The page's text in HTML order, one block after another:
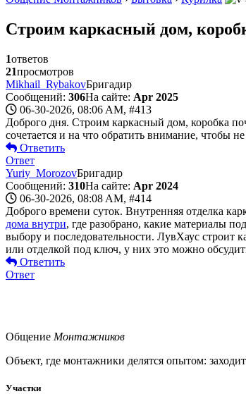
Строим каркасный дом,
1ответов
21просмотров
Mikhail_RybakovБригадир
Сообщений: 306На сайте: Apr 2025
06-30-2026, 08:06 AM, #413
Доброго дня. Строим каркасный дом, коробка
сочетается и на что обратить внимание, чтобы
Ответить
Ответ
Yuriy_MorozovБригадир
Сообщений: 310На сайте: Apr 2024
06-30-2026, 08:08 AM, #414
Доброго времени суток. Внутренняя отделка
дома внутри, где разобрано, какие материалы
выбору и последовательности. ЛувХаус строит
или отделкой под ключ, у них это можно
Ответить
Ответ
Общение Монтажников
Объект, где монтажники делятся опытом:
Участки